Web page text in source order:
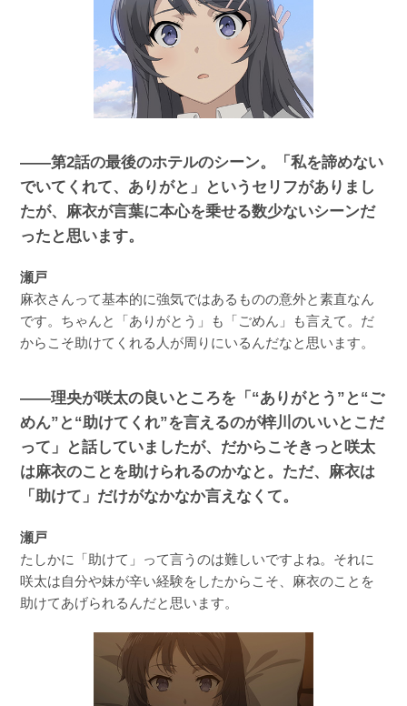
――第2話の最後のホテルのシーン。「私を諦めない
でいてくれて、ありがと」というセリフがありまし
たが、麻衣が言葉に本心を乗せる数少ないシーンだ
ったと思います。
瀬戸
麻衣さんって基本的に強気ではあるものの意外と素直なん
です。ちゃんと「ありがとう」も「ごめん」も言えて。だ
からこそ助けてくれる人が周りにいるんだなと思います。
――理央が咲太の良いところを「“ありがとう”と“ご
めん”と“助けてくれ”を言えるのが梓川のいいとこだ
って」と話していましたが、だからこそきっと咲太
は麻衣のことを助けられるのかなと。ただ、麻衣は
「助けて」だけがなかなか言えなくて。
瀬戸
たしかに「助けて」って言うのは難しいですよね。それに
咲太は自分や妹が辛い経験をしたからこそ、麻衣のことを
助けてあげられるんだと思います。